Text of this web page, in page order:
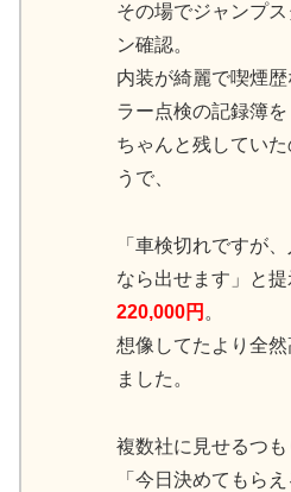
その場でジャンプ
ン確認。
内装が綺麗で喫煙
ラー点検の記録簿を
ちゃんと残してい
うで、
「車検切れですが
なら出せます」と
220,000円 。
想像してたより全
ました。
複数社に見せるつも
「今日決めてもら